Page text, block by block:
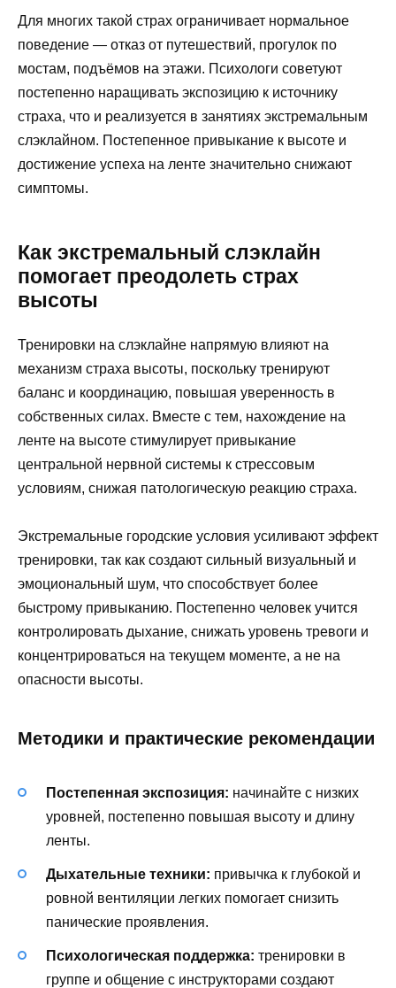
Для многих такой страх ограничивает нормальное
поведение — отказ от путешествий, прогулок по
мостам, подъёмов на этажи. Психологи советуют
постепенно наращивать экспозицию к источнику
страха, что и реализуется в занятиях экстремальным
слэклайном. Постепенное привыкание к высоте и
достижение успеха на ленте значительно снижают
симптомы.
Как экстремальный слэклайн
помогает преодолеть страх
высоты
Тренировки на слэклайне напрямую влияют на
механизм страха высоты, поскольку тренируют
баланс и координацию, повышая уверенность в
собственных силах. Вместе с тем, нахождение на
ленте на высоте стимулирует привыкание
центральной нервной системы к стрессовым
условиям, снижая патологическую реакцию страха.
Экстремальные городские условия усиливают эффект
тренировки, так как создают сильный визуальный и
эмоциональный шум, что способствует более
быстрому привыканию. Постепенно человек учится
контролировать дыхание, снижать уровень тревоги и
концентрироваться на текущем моменте, а не на
опасности высоты.
Методики и практические рекомендации
Постепенная экспозиция: начинайте с низких
уровней, постепенно повышая высоту и длину
ленты.
Дыхательные техники: привычка к глубокой и
ровной вентиляции легких помогает снизить
панические проявления.
Психологическая поддержка: тренировки в
группе и общение с инструкторами создают